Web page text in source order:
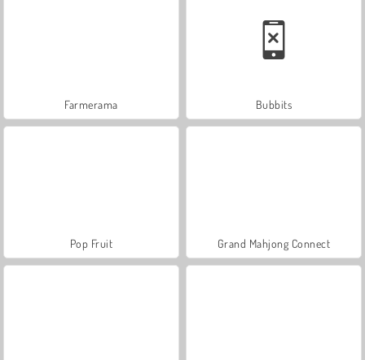
Farmerama Bubbits
Pop Fruit Grand Mahjong Connect